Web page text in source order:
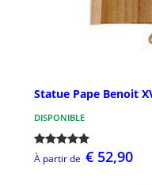
Statue Pape Benoit
DISPONIBLE
À partir de € 52,90